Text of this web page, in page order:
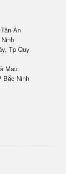
An
Tp Quy
Mau
Bắc Ninh